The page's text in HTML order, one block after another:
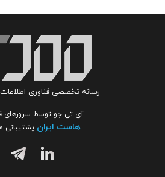
رسانه تخصصی فناوری اطلاعات
آی تی جو توسط سرورهای
هاست ایران